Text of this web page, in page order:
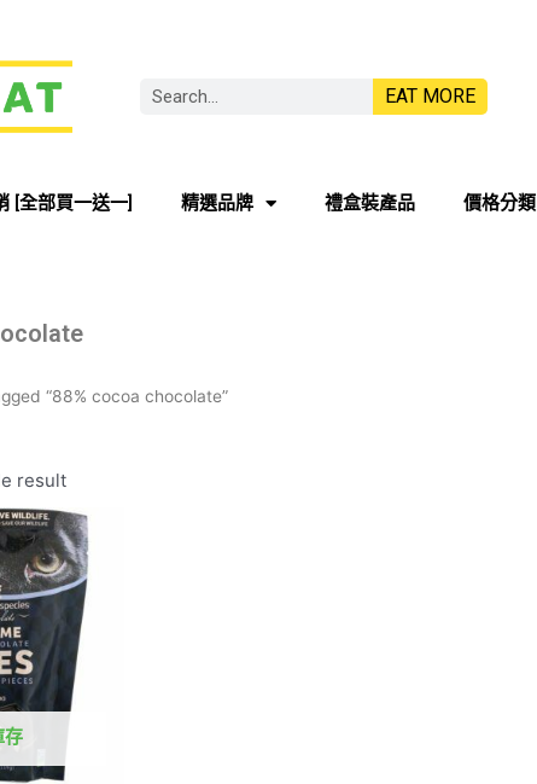
EAT MORE
[全部買一送一] 精選品牌 禮盒裝產品 價格分類
“88% cocoa chocolate”
result
存